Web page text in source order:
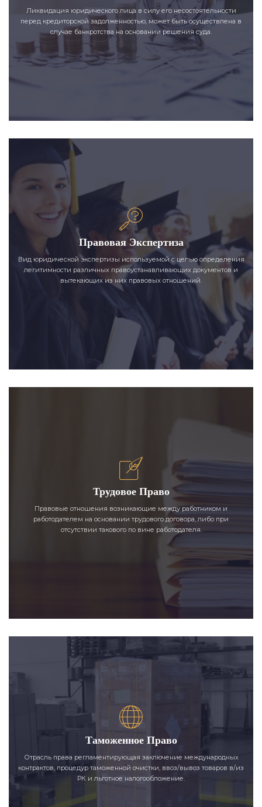
Ликвидация юридического лица в силу его несостоятельности
перед кредиторской задолженностью, может быть осуществлена в
случае банкротства на основании решения суда.
Правовая Экспертиза
Вид юридической экспертизы используемой с целью определения
легитимности различных правоустанавливающих документов и
вытекающих из них правовых отношений.
Трудовое Право
Правовые отношения возникающие между работником и
работодателем на основании трудового договора, либо при
отсутствии такового по вине работодателя.
Таможенное Право
Отрасль права регламентирующая заключение международных
контрактов, процедур таможенной очистки, ввоз/вывоз товаров в/из
РК и льготное налогообложение.